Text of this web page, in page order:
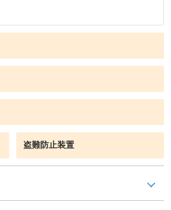
盗難防止装置